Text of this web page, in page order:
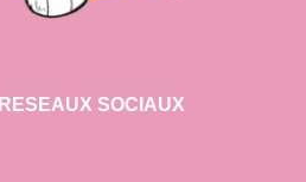
RESEAUX SOCIAUX